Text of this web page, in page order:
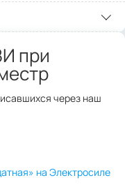
при
через наш
на Электросиле